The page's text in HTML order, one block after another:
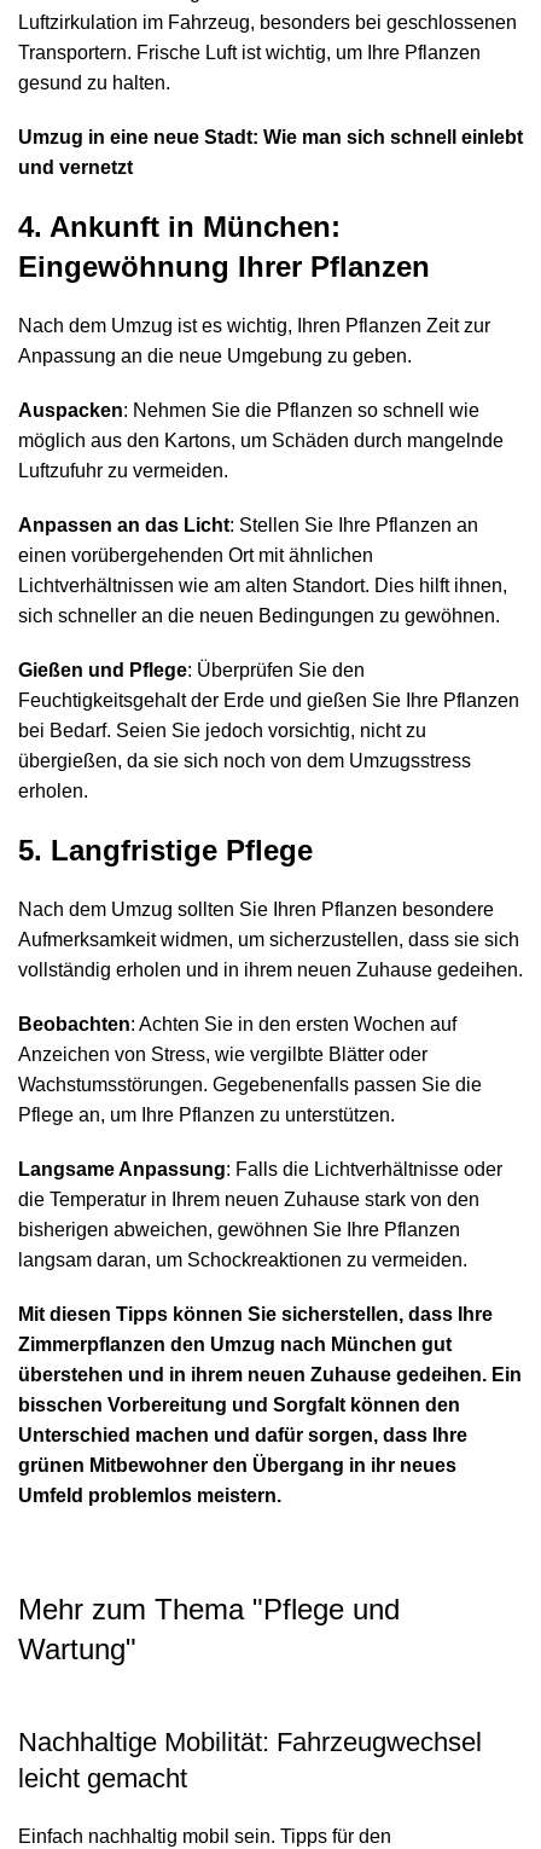
Luftzirkulation im Fahrzeug, besonders bei geschlossenen
Transportern. Frische Luft ist wichtig, um Ihre Pflanzen
gesund zu halten.
Umzug in eine neue Stadt: Wie man sich schnell einlebt
und vernetzt
4. Ankunft in München:
Eingewöhnung Ihrer Pflanzen
Nach dem Umzug ist es wichtig, Ihren Pflanzen Zeit zur
Anpassung an die neue Umgebung zu geben.
Auspacken: Nehmen Sie die Pflanzen so schnell wie
möglich aus den Kartons, um Schäden durch mangelnde
Luftzufuhr zu vermeiden.
Anpassen an das Licht: Stellen Sie Ihre Pflanzen an
einen vorübergehenden Ort mit ähnlichen
Lichtverhältnissen wie am alten Standort. Dies hilft ihnen,
sich schneller an die neuen Bedingungen zu gewöhnen.
Gießen und Pflege: Überprüfen Sie den
Feuchtigkeitsgehalt der Erde und gießen Sie Ihre Pflanzen
bei Bedarf. Seien Sie jedoch vorsichtig, nicht zu
übergießen, da sie sich noch von dem Umzugsstress
erholen.
5. Langfristige Pflege
Nach dem Umzug sollten Sie Ihren Pflanzen besondere
Aufmerksamkeit widmen, um sicherzustellen, dass sie sich
vollständig erholen und in ihrem neuen Zuhause gedeihen.
Beobachten: Achten Sie in den ersten Wochen auf
Anzeichen von Stress, wie vergilbte Blätter oder
Wachstumsstörungen. Gegebenenfalls passen Sie die
Pflege an, um Ihre Pflanzen zu unterstützen.
Langsame Anpassung: Falls die Lichtverhältnisse oder
die Temperatur in Ihrem neuen Zuhause stark von den
bisherigen abweichen, gewöhnen Sie Ihre Pflanzen
langsam daran, um Schockreaktionen zu vermeiden.
Mit diesen Tipps können Sie sicherstellen, dass Ihre
Zimmerpflanzen den Umzug nach München gut
überstehen und in ihrem neuen Zuhause gedeihen. Ein
bisschen Vorbereitung und Sorgfalt können den
Unterschied machen und dafür sorgen, dass Ihre
grünen Mitbewohner den Übergang in ihr neues
Umfeld problemlos meistern.
Mehr zum Thema "Pflege und
Wartung"
Nachhaltige Mobilität: Fahrzeugwechsel
leicht gemacht
Einfach nachhaltig mobil sein. Tipps für den